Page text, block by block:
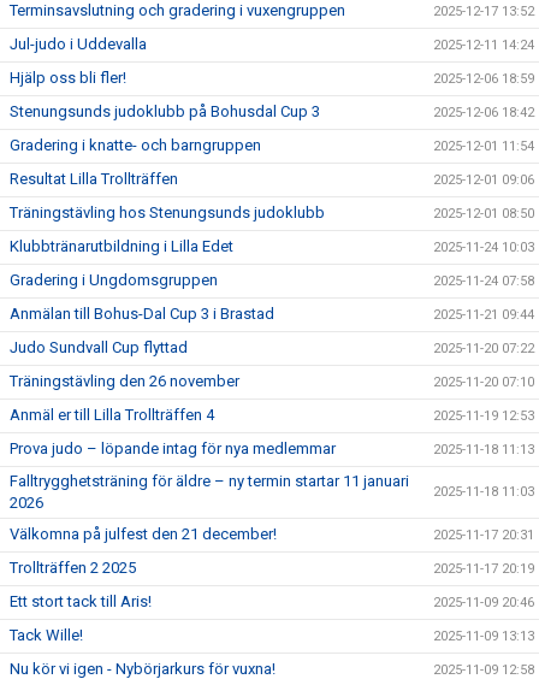
Terminsavslutning och gradering i vuxengruppen 2025-12-17 13:52
Jul-judo i Uddevalla 2025-12-11 14:24
Hjälp oss bli fler! 2025-12-06 18:59
Stenungsunds judoklubb på Bohusdal Cup 3 2025-12-06 18:42
Gradering i knatte- och barngruppen 2025-12-01 11:54
Resultat Lilla Trollträffen 2025-12-01 09:06
Träningstävling hos Stenungsunds judoklubb 2025-12-01 08:50
Klubbtränarutbildning i Lilla Edet 2025-11-24 10:03
Gradering i Ungdomsgruppen 2025-11-24 07:58
Anmälan till Bohus-Dal Cup 3 i Brastad 2025-11-21 09:44
Judo Sundvall Cup flyttad 2025-11-20 07:22
Träningstävling den 26 november 2025-11-20 07:10
Anmäl er till Lilla Trollträffen 4 2025-11-19 12:53
Prova judo – löpande intag för nya medlemmar 2025-11-18 11:13
Falltrygghetsträning för äldre – ny termin startar 11 januari
2026
2025-11-18 11:03
Välkomna på julfest den 21 december! 2025-11-17 20:31
Trollträffen 2 2025 2025-11-17 20:19
Ett stort tack till Aris! 2025-11-09 20:46
Tack Wille! 2025-11-09 13:13
Nu kör vi igen - Nybörjarkurs för vuxna! 2025-11-09 12:58